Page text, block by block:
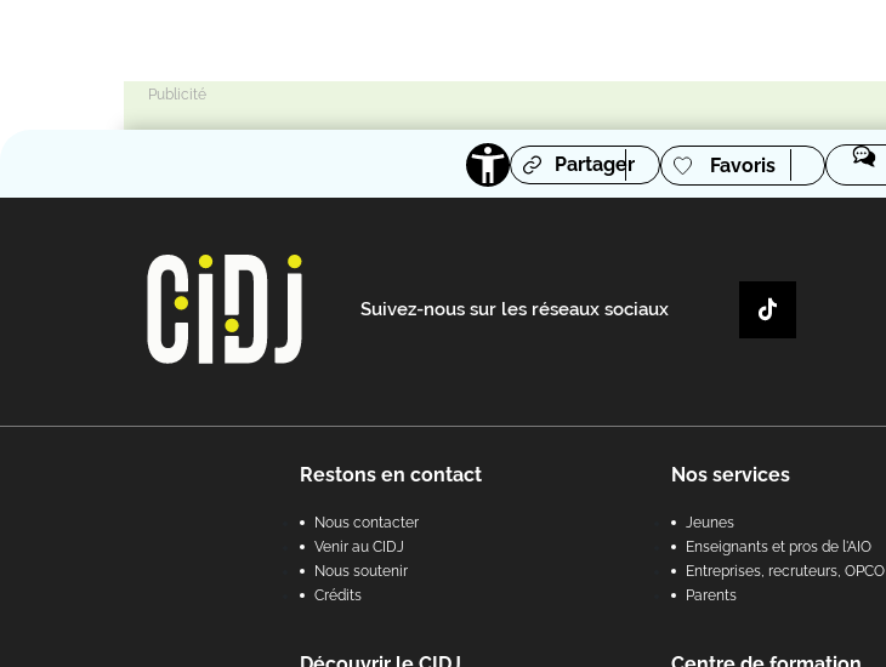
Partager Favoris
Suivez-nous sur les réseaux sociaux
Restons en contact
Nous contacter
Venir au CIDJ
Nous soutenir
Crédits
Nos services
Jeunes
Enseignants et pros de l'AIO
Entreprises, recruteurs, OPCO
Parents